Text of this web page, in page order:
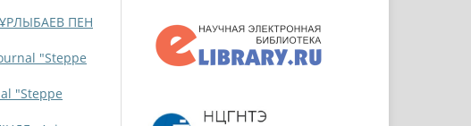
ПЕН
"Steppe
"Steppe